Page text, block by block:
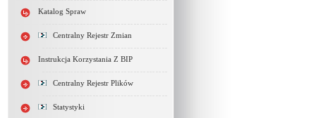
Katalog Spraw
Centralny Rejestr Zmian
Instrukcja Korzystania Z BIP
Centralny Rejestr Plików
Statystyki